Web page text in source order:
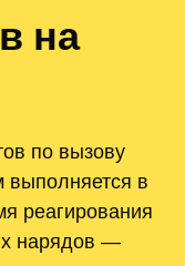
на
по вызову
выполняется в
реагирования
нарядов —